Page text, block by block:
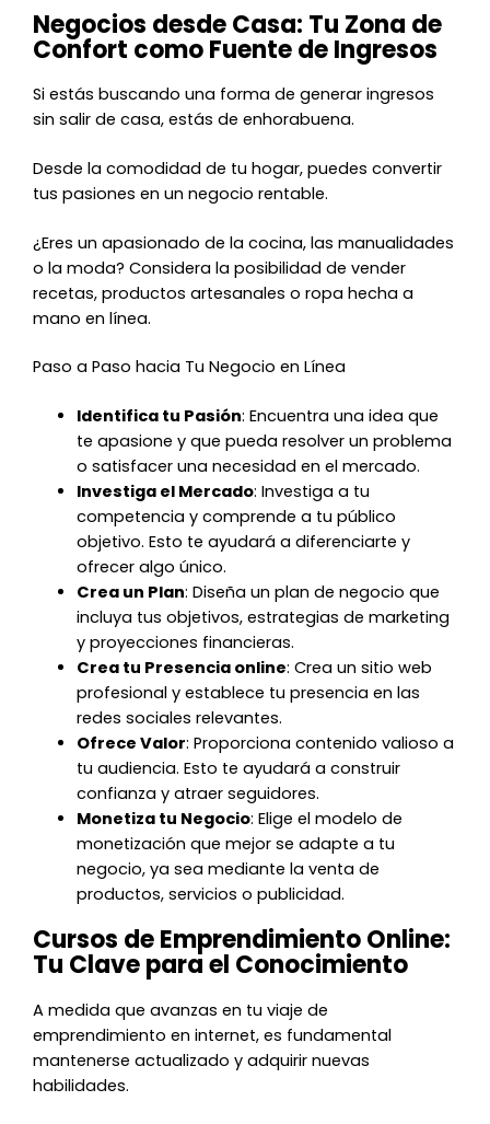
Negocios desde Casa: Tu Zona de
Confort como Fuente de Ingresos
Si estás buscando una forma de generar ingresos
sin salir de casa, estás de enhorabuena.
Desde la comodidad de tu hogar, puedes convertir
tus pasiones en un negocio rentable.
¿Eres un apasionado de la cocina, las manualidades
o la moda? Considera la posibilidad de vender
recetas, productos artesanales o ropa hecha a
mano en línea.
Paso a Paso hacia Tu Negocio en Línea
Identifica tu Pasión: Encuentra una idea que
te apasione y que pueda resolver un problema
o satisfacer una necesidad en el mercado.
Investiga el Mercado: Investiga a tu
competencia y comprende a tu público
objetivo. Esto te ayudará a diferenciarte y
ofrecer algo único.
Crea un Plan: Diseña un plan de negocio que
incluya tus objetivos, estrategias de marketing
y proyecciones financieras.
Crea tu Presencia online: Crea un sitio web
profesional y establece tu presencia en las
redes sociales relevantes.
Ofrece Valor: Proporciona contenido valioso a
tu audiencia. Esto te ayudará a construir
confianza y atraer seguidores.
Monetiza tu Negocio: Elige el modelo de
monetización que mejor se adapte a tu
negocio, ya sea mediante la venta de
productos, servicios o publicidad.
Cursos de Emprendimiento Online:
Tu Clave para el Conocimiento
A medida que avanzas en tu viaje de
emprendimiento en internet, es fundamental
mantenerse actualizado y adquirir nuevas
habilidades.